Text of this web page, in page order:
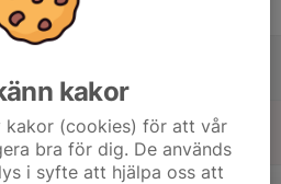
v.25
kakor
kakor (cookies) för att vår
bra för dig. De används
i syfte att hjälpa oss att